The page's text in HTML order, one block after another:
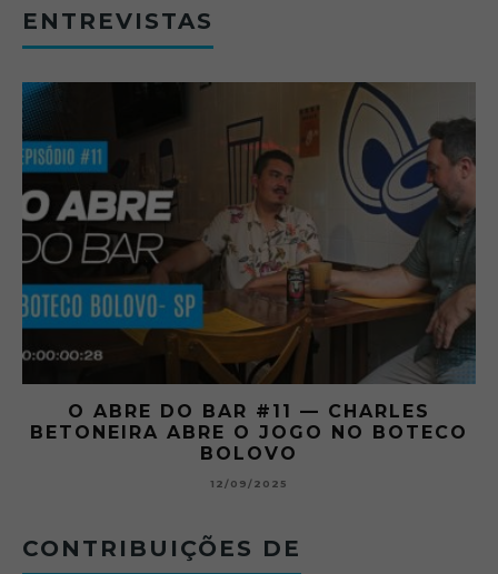
ENTREVISTAS
O ABRE DO BAR #11 — CHARLES
BETONEIRA ABRE O JOGO NO BOTECO
BOLOVO
12/09/2025
CONTRIBUIÇÕES DE